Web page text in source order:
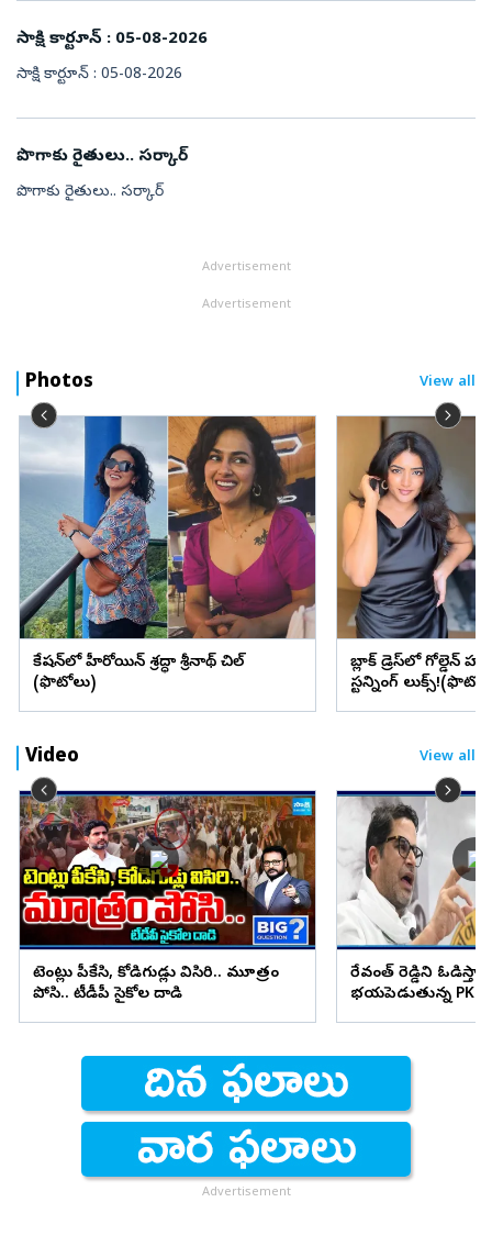
సాక్షి కార్టూన్‌ : 05-08-2026
సాక్షి కార్టూన్‌ : 05-08-2026
పొగాకు రైతులు.. సర్కార్‌
పొగాకు రైతులు.. సర్కార్‌
Advertisement
Advertisement
Photos View all
వెకేషన్‌లో హీరోయిన్ శ్రద్ధా శ్రీనాథ్ చిల్
(ఫొటోలు)
బ్లాక్ డ్రెస్‌లో గోల్డెన్
స్టన్నింగ్
Video View all
టెంట్లు పీకేసి, కోడిగుడ్లు విసిరి.. మూత్రం
పోసి.. టీడీపీ సైకోల దాడి
రేవంత్ రెడ్డిని ఓడిస్తా..
భయపెడుతున్న PK
Advertisement